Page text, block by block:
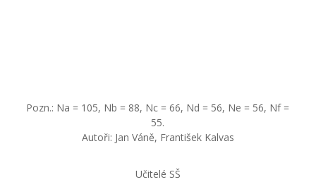
Pozn.: Na = 105, Nb = 88, Nc = 66, Nd = 56, Ne = 56, Nf =
55.
Autoři: Jan Váně, František Kalvas
Učitelé SŠ